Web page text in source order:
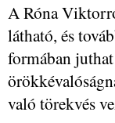
A Róna
látható, és
formában
való törekvés